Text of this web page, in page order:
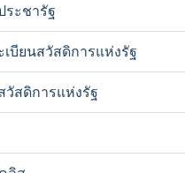
ระชารัฐ
เบียนสวัสดิการแห่งรัฐ
วัสดิการแห่งรัฐ